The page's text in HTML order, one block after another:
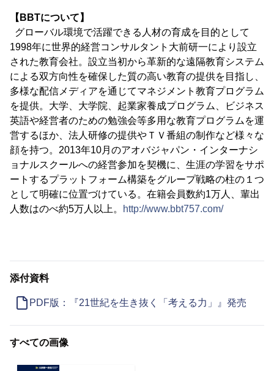
【BBTについて】
グローバル環境で活躍できる人材の育成を目的として
1998年に世界的経営コンサルタント大前研一により設立
された教育会社。設立当初から革新的な遠隔教育システム
による双方向性を確保した質の高い教育の提供を目指し、
多様な配信メディアを通じてマネジメント教育プログラム
を提供。大学、大学院、起業家養成プログラム、ビジネス
英語や経営者のための勉強会等多用な教育プログラムを運
営するほか、法人研修の提供やＴＶ番組の制作など様々な
顔を持つ。2013年10月のアオバジャパン・インターナシ
ョナルスクールへの経営参加を契機に、生涯の学習をサポ
ートするプラットフォーム構築をグループ戦略の柱の１つ
として明確に位置づけている。在籍会員数約1万人、輩出
人数はのべ約5万人以上。
http://www.bbt757.com/
添付資料
PDF版：『21世紀を生き抜く「考える力」』発売
すべての画像